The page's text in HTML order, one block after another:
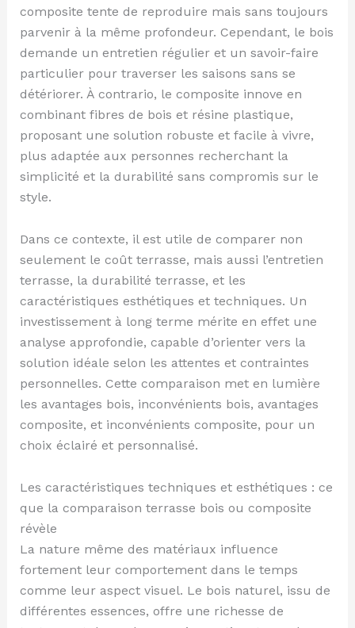
composite tente de reproduire mais sans toujours
parvenir à la même profondeur. Cependant, le bois
demande un entretien régulier et un savoir-faire
particulier pour traverser les saisons sans se
détériorer. À contrario, le composite innove en
combinant fibres de bois et résine plastique,
proposant une solution robuste et facile à vivre,
plus adaptée aux personnes recherchant la
simplicité et la durabilité sans compromis sur le
style.
Dans ce contexte, il est utile de comparer non
seulement le coût terrasse, mais aussi l’entretien
terrasse, la durabilité terrasse, et les
caractéristiques esthétiques et techniques. Un
investissement à long terme mérite en effet une
analyse approfondie, capable d’orienter vers la
solution idéale selon les attentes et contraintes
personnelles. Cette comparaison met en lumière
les avantages bois, inconvénients bois, avantages
composite, et inconvénients composite, pour un
choix éclairé et personnalisé.
Les caractéristiques techniques et esthétiques : ce
que la comparaison terrasse bois ou composite
révèle
La nature même des matériaux influence
fortement leur comportement dans le temps
comme leur aspect visuel. Le bois naturel, issu de
différentes essences, offre une richesse de